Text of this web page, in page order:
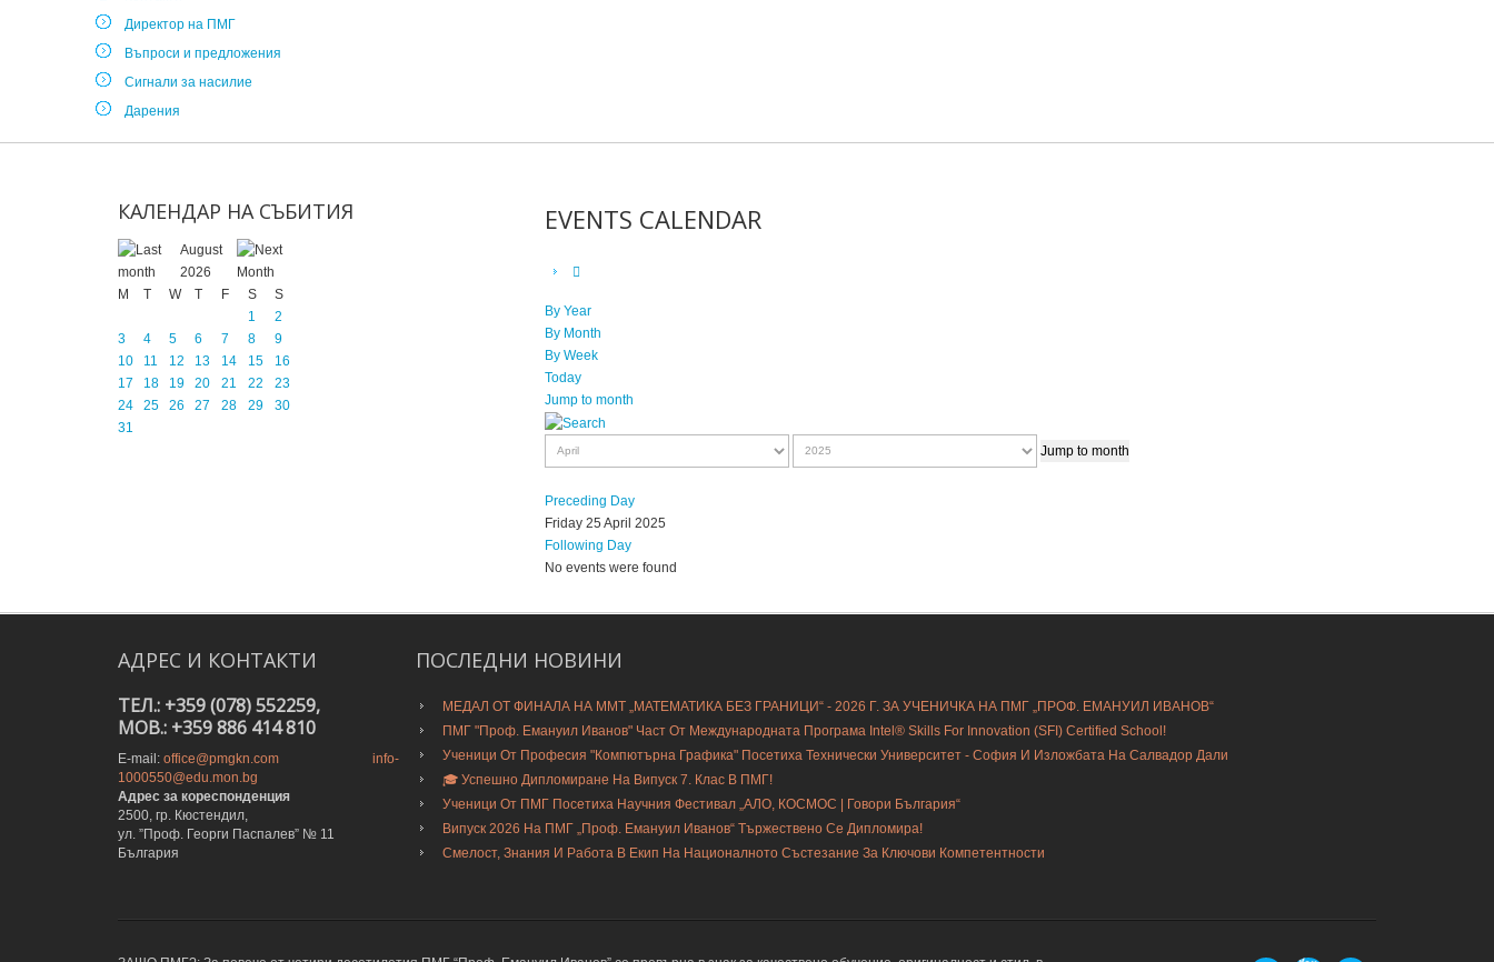
Директор на ПМГ
Въпроси и предложения
Сигнали за насилие
Дарения
КАЛЕНДАР НА СЪБИТИЯ
August
2026
M
T W T F S
S
1
2
3
4 5 6 7 8
9
10
11 12 13 14 15
16
17
18 19 20 21 22
23
24
25 26 27 28 29
30
31
EVENTS CALENDAR
By Year
By Month
By Week
Today
Jump to month
Jump to month
Preceding Day
Friday 25 April 2025
Following Day
No events were found
АДРЕС И КОНТАКТИ
ТЕЛ.: +359 (078) 552259,
MOB.: +359 886 414 810
E-mail: office@pmgkn.com
info-
1000550@edu.mon.bg
Адрес за кореспонденция
2500, гр. Кюстендил,
ул. ”Проф. Георги Паспалев” № 11
България
ПОСЛЕДНИ НОВИНИ
МЕДАЛ ОТ ФИНАЛА НА ММТ „МАТЕМАТИКА БЕЗ ГРАНИЦИ“ - 2026 Г. ЗА УЧЕНИЧКА НА ПМГ „ПРОФ. ЕМАНУИЛ ИВАНОВ“
ПМГ "Проф. Емануил Иванов" Част От Международната Програма Intel® Skills For Innovation (SFI) Certified School!
Ученици От Професия "Компютърна Графика" Посетиха Технически Университет - София И Изложбата На Салвадор Дали
🎓 Успешно Дипломиране На Випуск 7. Клас В ПМГ!
Ученици От ПМГ Посетиха Научния Фестивал „АЛО, КОСМОС | Говори България“
Випуск 2026 На ПМГ „Проф. Емануил Иванов“ Тържествено Се Дипломира!
Смелост, Знания И Работа В Екип На Националното Състезание За Ключови Компетентности